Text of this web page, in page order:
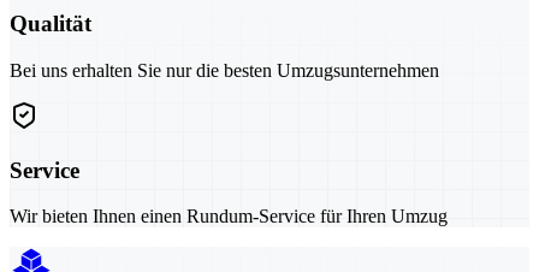
Qualität
Bei uns erhalten Sie nur die besten Umzugsunternehmen
Service
Wir bieten Ihnen einen Rundum-Service für Ihren Umzug